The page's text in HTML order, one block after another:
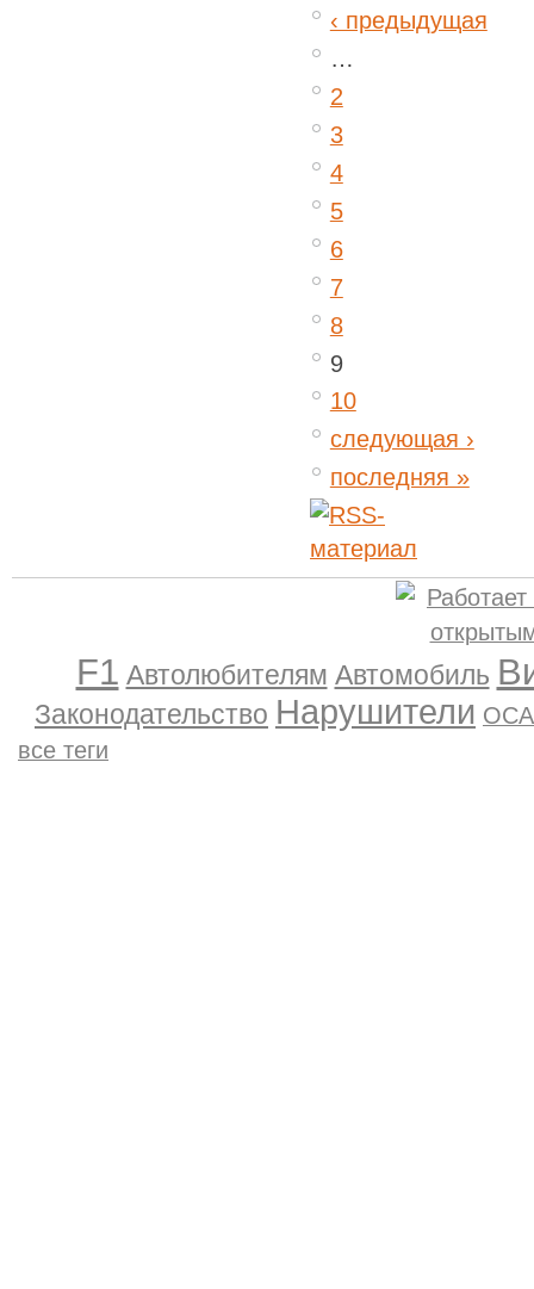
‹ предыдущая
…
2
3
4
5
6
7
8
9
10
следующая ›
последняя »
F1 Автолюбителям Автомобиль
Законодательство Нарушители
все теги